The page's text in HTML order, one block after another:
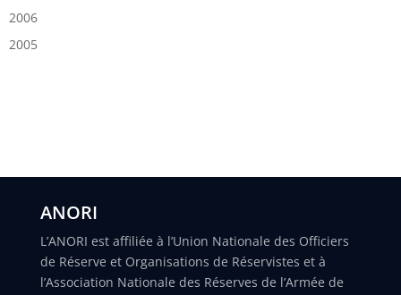
2006
2005
ANORI
L’ANORI est affiliée à l’Union Nationale des Officiers
de Réserve et Organisations de Réservistes et à
l’Association Nationale des Réserves de l’Armée de